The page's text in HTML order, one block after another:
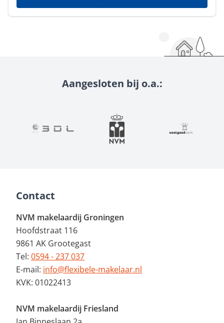
Aangesloten bij o.a.:
Contact
NVM makelaardij Groningen
Hoofdstraat 116
9861 AK Grootegast
Tel: 0594 - 237 037
E-mail: info@flexibele-makelaar.nl
KVK: 01022413
NVM makelaardij Friesland